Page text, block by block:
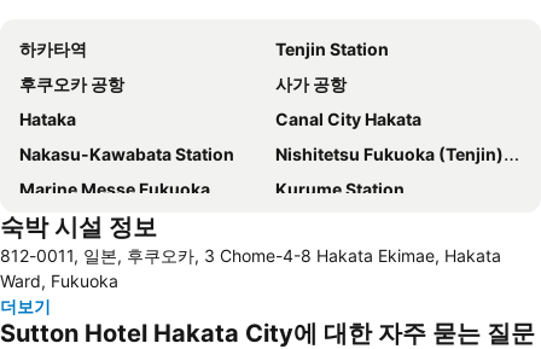
하카타역
Tenjin Station
후쿠오카 공항
사가 공항
Hataka
Canal City Hakata
Nakasu-Kawabata Station
Nishitetsu Fukuoka (Tenjin) Station
Marine Messe Fukuoka
Kurume Station
Nishitetsu Hall
Saga Station
Minami Fukuoka Station
Kurosaki Station
Fukuoka Convention Center
Kyushu National Museum
숙박 시설 정보
812-0011, 일본, 후쿠오카, 3 Chome-4-8 Hakata Ekimae, Hakata
Ward, Fukuoka
더보기
Sutton Hotel Hakata City에 대한 자주 묻는 질문